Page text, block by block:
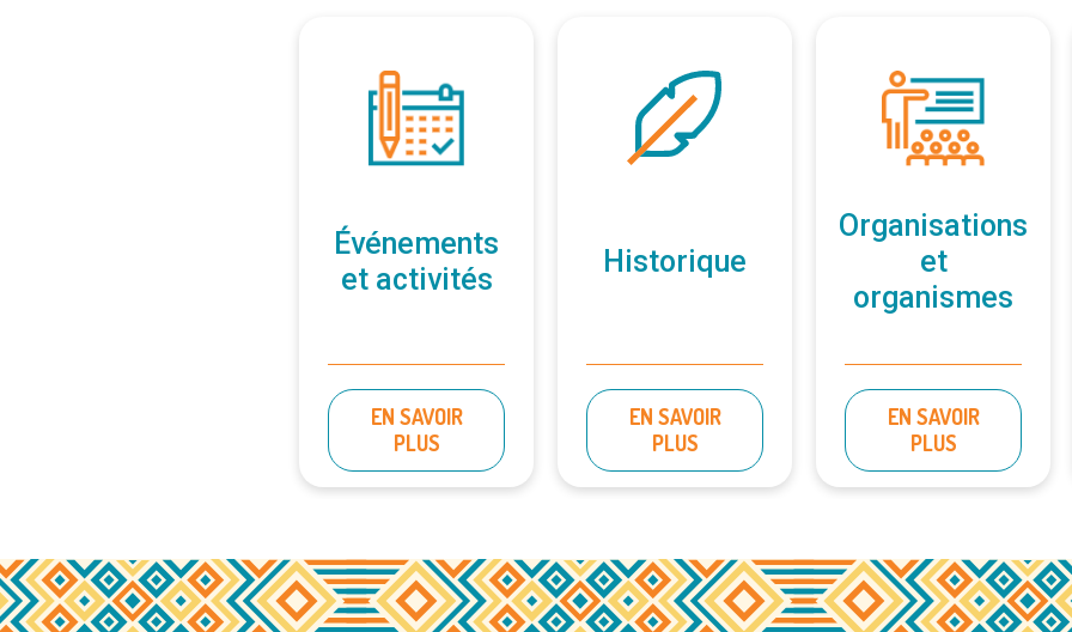
Événements
et activités
EN SAVOIR
PLUS
Historique
EN SAVOIR
PLUS
Organisations
et
organismes
EN SAVOIR
PLUS